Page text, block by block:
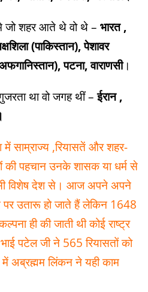
जो शहर आते थे वो थे – भारत ,
(पाकिस्तान), पेशावर
पटना, वाराणसी।
था वो जगह थीं –ईरान ,
साम्राज्य ,रियासतें और शहर-
की पहचान उनके शासक या धर्म से
विशेष देश से। आज अपने अपने
उतारू हो जाते हैं लेकिन 1648
ही की जाती थी कोई राष्ट्र
पटेल जी ने 565 रियासतों को
में अब्रह्मम लिंकन ने यही काम